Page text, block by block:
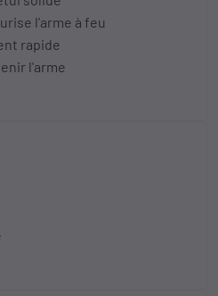
l'arme à feu
rapide
l'arme